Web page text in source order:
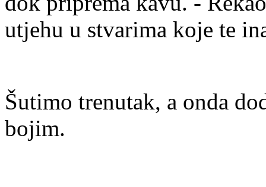
utjehu u stvarima koje te
Šutimo trenutak, a onda
bojim.